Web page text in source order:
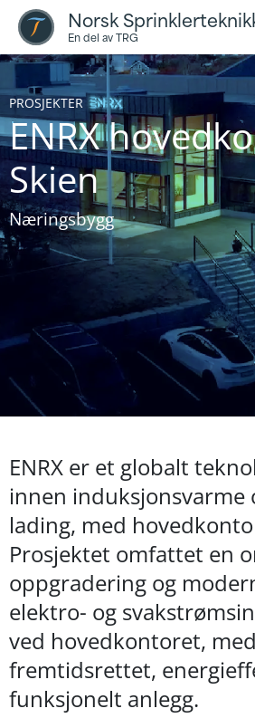
Norsk
En del av TRG
PROSJEKTER
ENRX
Skien
Næringsbygg
ENRX er et globalt
innen induksjonsvarme
lading, med
Prosjektet omfattet en
oppgradering og
elektro- og
ved hovedkontoret,
fremtidsrettet,
funksjonelt anlegg.